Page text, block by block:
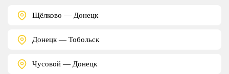
Щёлково — Донецк
Донецк — Тобольск
Чусовой — Донецк